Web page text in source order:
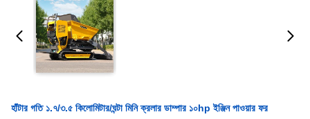
হাঁটার গতি ১.৭/৩.৫ কিলোমিটার/ঘন্টা মিনি ক্রলার ডাম্পার ১০hp ইঞ্জিন পাওয়ার ফর